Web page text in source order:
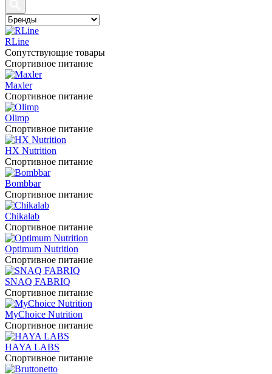
RLine
Сопутствующие товары
Спортивное питание
Maxler
Спортивное питание
Olimp
Спортивное питание
HX Nutrition
Спортивное питание
Bombbar
Спортивное питание
Chikalab
Спортивное питание
Optimum Nutrition
Спортивное питание
SNAQ FABRIQ
Спортивное питание
MyChoice Nutrition
Спортивное питание
HAYA LABS
Спортивное питание